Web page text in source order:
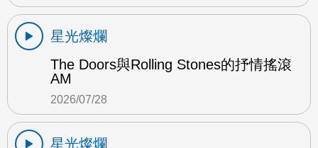
星光燦爛
The Doors與Rolling Stones的抒情搖滾
AM
2026/07/28
星光燦爛